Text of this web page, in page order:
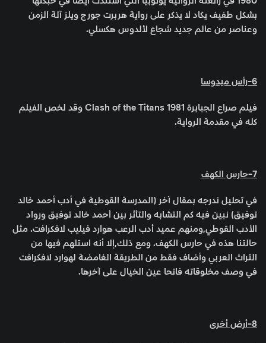
بشكل طفيف يكاد لا يذكر على رواية هربرت جورج ويلز آلة الزمن
وعناصر من عالم جديد شجاع لألدوس هكسلي.
6-رأس ميدوسا
فيلم صراع الجبابرة Clash of the Titans 1981 وقد لخص الفيلم
كله في مقدمة الرواية.
7-حارس الكهف
في تحليل ندرجه بمقال آخر (المدرسة القوطية في أدب أحمد خالد
توفيق) نبين فيه كم التشابه والتأثر بين أحمد خالد توفيق ورواد
الأدب القوطي,ومنهم عميد أدب الرعب هوارد فيليب لافكرافت. مثل
حالتنا هذه في حارس الكهف. ومع ذلك,إلا أنه استلهم فيها من
التراث العربي وأضاف فقط من الطريقة الغامضة لهوارد لافكرافت
في وصف مخلوقاته فاتحا عين الخيال على آخرها.
8-أرض أخرى